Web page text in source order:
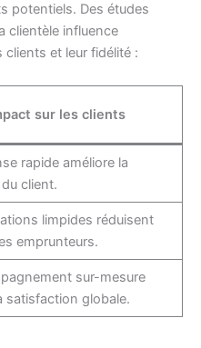
potentiels. Des études
clientèle influence
et leur fidélité :
sur les clients
rapide améliore la
client.
limpides réduisent
emprunteurs.
sur-mesure
satisfaction globale.